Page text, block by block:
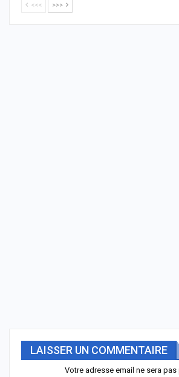
<<< >>>
LAISSER UN COMMENTAIRE
Votre adresse email ne sera pas